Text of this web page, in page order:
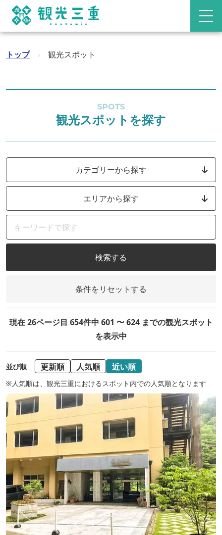
トップ › 観光スポット
SPOTS
観光スポットを探す
カテゴリーから探す
エリアから探す
検索する
条件をリセットする
現在 26ページ目 654件中 601 〜 624 までの観光スポット
を表示中
並び順 更新順 人気順 近い順
※人気順は、観光三重におけるスポット内での人気順となります